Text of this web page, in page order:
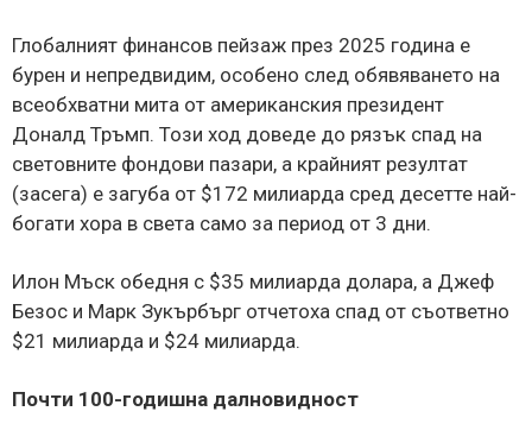
Глобалният финансов пейзаж през 2025 година е
бурен и непредвидим, особено след обявяването на
всеобхватни мита от американския президент
Доналд Тръмп. Този ход доведе до рязък спад на
световните фондови пазари, а крайният резултат
(засега) е загуба от $172 милиарда сред десетте най-
богати хора в света само за период от 3 дни.
Илон Мъск обедня с $35 милиарда долара, а Джеф
Безос и Марк Зукърбърг отчетоха спад от съответно
$21 милиарда и $24 милиарда.
Почти 100-годишна далновидност